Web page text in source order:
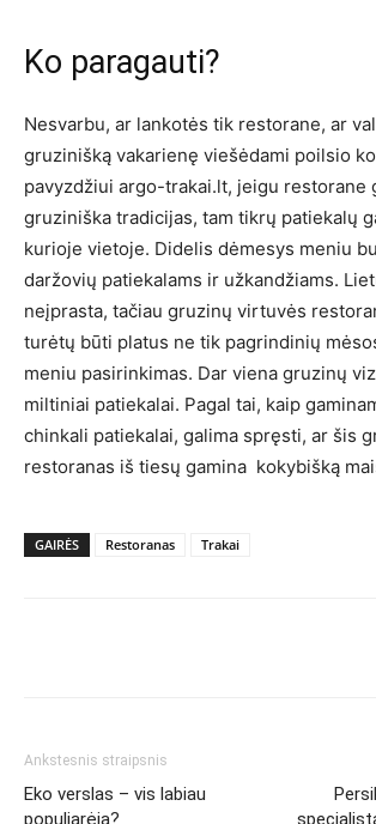
Ko paragauti?
Nesvarbu, ar lankotės tik restorane, ar
gruzinišką vakarienę viešėdami poilsio
pavyzdžiui argo-trakai.lt, jeigu restorane
gruziniška tradicijas, tam tikrų patiekalų
kurioje vietoje. Didelis dėmesys meniu
daržovių patiekalams ir užkandžiams.
neįprasta, tačiau gruzinų virtuvės
turėtų būti platus ne tik pagrindinių
meniu pasirinkimas. Dar viena gruzinų
miltiniai patiekalai. Pagal tai, kaip
chinkali patiekalai, galima spręsti, ar šis
restoranas iš tiesų gamina kokybišką
GAIRĖS Restoranas Trakai
Ankstesnis straipsnis
Eko verslas – vis labiau
populiarėja?